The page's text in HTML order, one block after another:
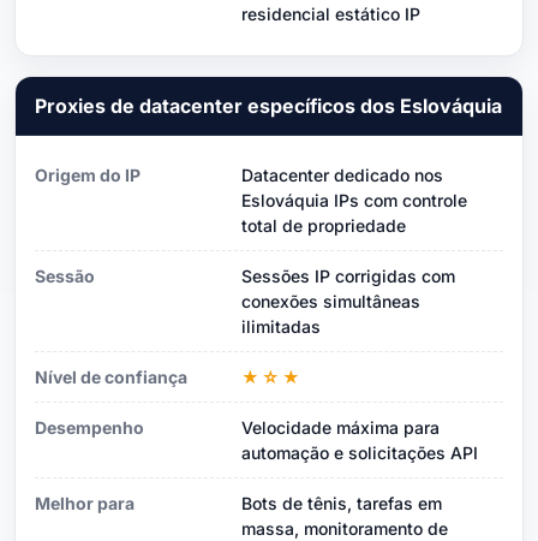
residencial estático IP
Proxies de datacenter específicos dos Eslováquia
Origem do IP
Datacenter dedicado nos
Eslováquia IPs com controle
total de propriedade
Sessão
Sessões IP corrigidas com
conexões simultâneas
ilimitadas
Nível de confiança ★☆★
Desempenho
Velocidade máxima para
automação e solicitações API
Melhor para
Bots de tênis, tarefas em
massa, monitoramento de